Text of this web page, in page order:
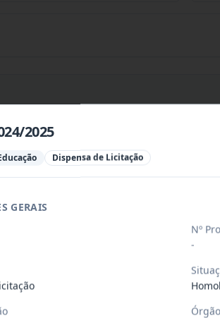
DE PREÇOS PARA CONTRATAÇÃO DE
DE PREÇOS PARA AQUISIÇÃO DE PRODUTOS
PÚBLICO PARA FINS DE
PÚBLICO PARA FINS DE
2025
Dispensa de Licitação
GERAIS
Nº
-